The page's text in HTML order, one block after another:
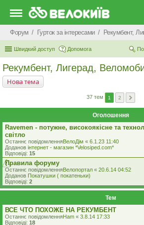
Форум Гурток за інтересами
Швидкий доступ Допомога
Рекумбент, Лигерад,
Нова тема
37 тем 1 2
Оголошення
Ravemen - потужне, високоякісне та
світло
Останнє повідомленняВелоДім « 6.1.23 11:40
Доданов iнтернет - магазин *Velosiped.com*
Відповіді: 15
Правила форуму
Останнє повідомленняВелопортал « 20.6.14 04:52
Доданов Покатушки ( покатеньки)
Відповіді: 2
Тем
ВСЕ ЧТО ПОХОЖЕ НА РЕКУМБЕНТ
Останнє повідомленняHam « 3.8.14 17:33
Відповіді: 18